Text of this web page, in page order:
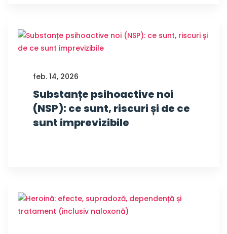
feb. 14, 2026
Substanțe psihoactive noi
(NSP): ce sunt, riscuri și de ce
sunt imprevizibile